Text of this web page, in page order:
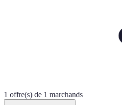
1 offre(s) de 1 marchands